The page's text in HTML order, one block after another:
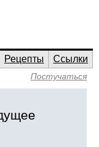
Рецепты
Ссылки
Постучаться